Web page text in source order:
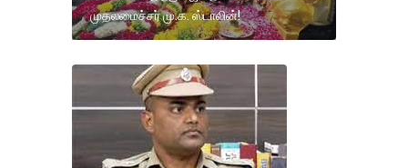
முதலமைச்சர் மு.க. ஸ்டாலின்!